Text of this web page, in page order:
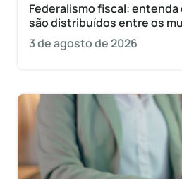
Federalismo fiscal:
são distribuídos entre os
3 de agosto de 2026